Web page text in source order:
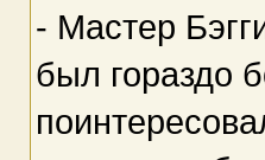
- Мастер
был гораздо